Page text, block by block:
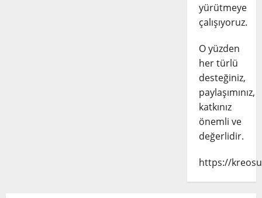
yürütmeye
çalışıyoruz.
O yüzden
her türlü
desteğiniz,
paylaşımınız,
katkınız
önemli ve
değerlidir.
https://